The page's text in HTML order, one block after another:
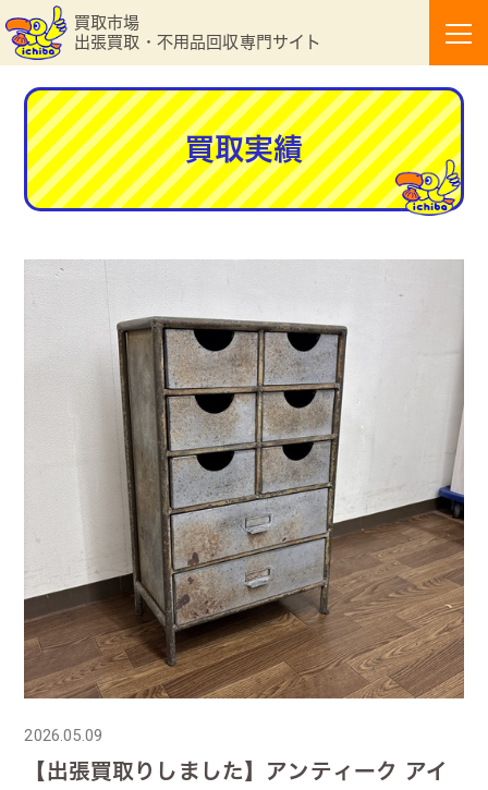
買取市場
出張買取・不用品回収専門サイト
買取実績
2026.05.09
【出張買取りしました】アンティーク アイ